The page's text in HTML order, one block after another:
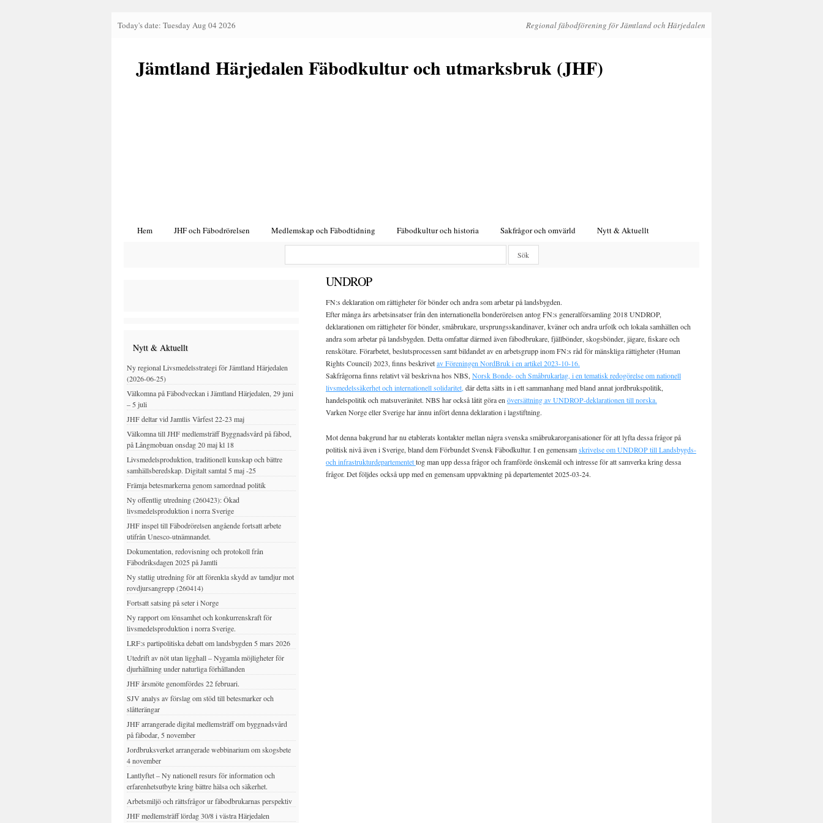
Regional fäbodförening för Jämtland och Härjedalen
Today's date: Tuesday Aug 04 2026
Jämtland Härjedalen Fäbodkultur och utmarksbruk (JHF)
Hem JHF och Fäbodrörelsen Medlemskap och Fäbodtidning Fäbodkultur och historia Sakfrågor och omvärld Nytt & Aktuellt
UNDROP
FN:s deklaration om rättigheter för bönder och andra som arbetar på landsbygden.
Efter många års arbetsinsatser från den internationella bonderörelsen antog FN:s generalförsamling 2018 UNDROP,
deklarationen om rättigheter för bönder, småbrukare, ursprungsskandinaver, kväner och andra urfolk och lokala samhällen och
andra som arbetar på landsbygden. Detta omfattar därmed även fäbodbrukare, fjällbönder, skogsbönder, jägare, fiskare och
renskötare. Förarbetet, beslutsprocessen samt bildandet av en arbetsgrupp inom FN:s råd för mänskliga rättigheter (Human
Rights Council) 2023, finns beskrivetav Föreningen NordBruk i en artikel 2023-10-16.
Sakfrågorna finns relativt väl beskrivna hos NBS, Norsk Bonde- och Småbrukarlag, i en tematisk redogörelse om nationell
livsmedelssäkerhet och internationell solidaritet, där detta sätts in i ett sammanhang med bland annat jordbrukspolitik,
handelspolitik och matsuveränitet. NBS har också låtit göra en översättning av UNDROP-deklarationen till norska.
Varken Norge eller Sverige har ännu infört denna deklaration i lagstiftning.
Mot denna bakgrund har nu etablerats kontakter mellan några svenska småbrukarorganisationer för att lyfta dessa frågor på
politisk nivå även i Sverige, bland dem Förbundet Svensk Fäbodkultur. I en gemensamskrivelse om UNDROP till Landsbygds-
och infrastrukturdepartementettog man upp dessa frågor och framförde önskemål och intresse för att samverka kring dessa
frågor. Det följdes också upp med en gemensam uppvaktning på departementet 2025-03-24.
Nytt & Aktuellt
Ny regional Livsmedelsstrategi för Jämtland Härjedalen
(2026-06-25)
Välkomna på Fäbodveckan i Jämtland Härjedalen, 29 juni
– 5 juli
JHF deltar vid Jamtlis Vårfest 22-23 maj
Välkomna till JHF medlemsträff Byggnadsvård på fäbod,
på Långmobuan onsdag 20 maj kl 18
Livsmedelsproduktion, traditionell kunskap och bättre
samhällsberedskap. Digitalt samtal 5 maj -25
Främja betesmarkerna genom samordnad politik
Ny offentlig utredning (260423): Ökad
livsmedelsproduktion i norra Sverige
JHF inspel till Fäbodrörelsen angående fortsatt arbete
utifrån Unesco-utnämnandet.
Dokumentation, redovisning och protokoll från
Fäbodriksdagen 2025 på Jamtli
Ny statlig utredning för att förenkla skydd av tamdjur mot
rovdjursangrepp (260414)
Fortsatt satsing på seter i Norge
Ny rapport om lönsamhet och konkurrenskraft för
livsmedelsproduktion i norra Sverige.
LRF:s partipolitiska debatt om landsbygden 5 mars 2026
Utedrift av nöt utan ligghall – Nygamla möjligheter för
djurhållning under naturliga förhållanden
JHF årsmöte genomfördes 22 februari.
SJV analys av förslag om stöd till betesmarker och
slåtterängar
JHF arrangerade digital medlemsträff om byggnadsvård
på fäbodar, 5 november
Jordbruksverket arrangerade webbinarium om skogsbete
4 november
Lantlyftet – Ny nationell resurs för information och
erfarenhetsutbyte kring bättre hälsa och säkerhet.
Arbetsmiljö och rättsfrågor ur fäbodbrukarnas perspektiv
JHF medlemsträff lördag 30/8 i västra Härjedalen